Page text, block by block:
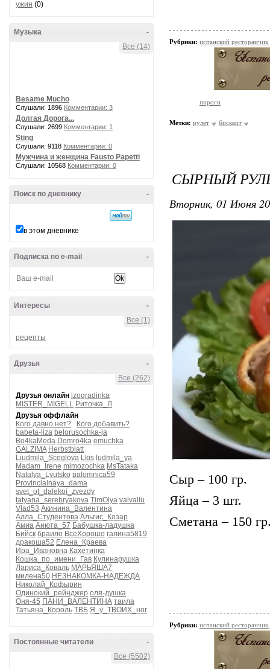
ужин (0)
-
Музыка
Все (14)
Besame Mucho
Слушали: 1896 Комментарии: 3
Долгая Дорога...
Слушали: 2699 Комментарии: 1
Sting
Слушали: 9118 Комментарии: 0
Мужчина и женщина Fausto Papetti
Слушали: 10568 Комментарии: 0
-
Поиск по дневнику
в этом дневнике
-
Подписка по e-mail
-
Интересы
Все (1)
рецепты
-
Друзья
Все (262)
Друзья онлайн izogradinka
MISTER_MIGELL Риточка_Л
Друзья оффлайн
Кого давно нет?
Кого добавить?
babeta-liza belorusochka-ja
Bo4kaMeda Domro4ka emuchka
GALZIMA Herbstblatt
Liudmila_Sceglova Lkis ludmila_ya
Madam_Irene mimozochka MsTataka
Natalya_Lyutsko palomnica59
Provincialnaya_dama
svet_ot_dalekoi_zvezdy
tatyana_serebryakova TimOlya valvallu
Vlad53 Акинина_Валентина
Алла_Студентова Альгис_Козар
Амиа Анюта_57 Бабушка-ладушка
Бийск браило ВсеХорошо галина5819
дракоша52 Елена_Краева
Ира_Ивановна Кахетинка
Кошка_по_имени_Гав Кулинарушка
Лариса_Коваль МАРЬЯША7
милена50 НЕЗНАКОМКА-НАДЕЖДА
Николай_Кофырин
Одинокий_рейнджер оля-душка
Оня-45 ПАНИ_ВАЛЕНТИНА таила
Татьяна_Король ТВБ Я_у_ТВОИХ_ног
-
Постоянные читатели
Все (5502)
Рубрики: испанский
пироги
Метки: рулет бисквит
СЫРНЫЙ
Вторник, 01 Июня
Сыр – 100 гр.
Яйца – 3 шт.
Сметана – 150
Рубрики: испанский